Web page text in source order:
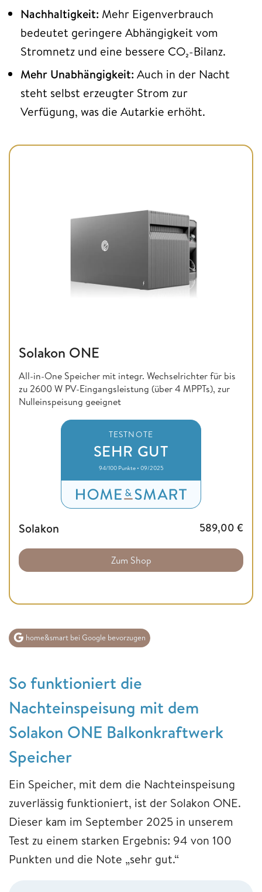
Nachhaltigkeit: Mehr Eigenverbrauch
bedeutet geringere Abhängigkeit vom
Stromnetz und eine bessere CO₂-Bilanz.
Mehr Unabhängigkeit: Auch in der Nacht
steht selbst erzeugter Strom zur
Verfügung, was die Autarkie erhöht.
Solakon ONE
All-in-One Speicher mit integr. Wechselrichter für bis
zu 2600 W PV-Eingangsleistung (über 4 MPPTs), zur
Nulleinspeisung geeignet
TESTNOTE
SEHR GUT
94/100 Punkte • 09/2025
Solakon 589,00 €
Zum Shop
home&smart bei Google bevorzugen
So funktioniert die
Nachteinspeisung mit dem
Solakon ONE Balkonkraftwerk
Speicher
Ein Speicher, mit dem die Nachteinspeisung
zuverlässig funktioniert, ist der Solakon ONE.
Dieser kam im September 2025 in unserem
Test zu einem starken Ergebnis: 94 von 100
Punkten und die Note „sehr gut.“